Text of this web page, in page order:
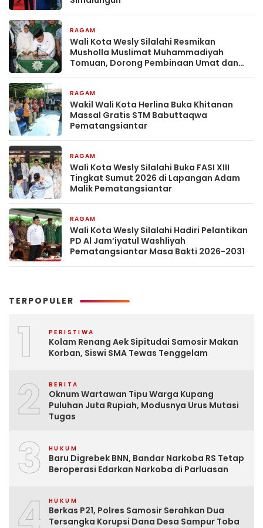
RAGAM
Wali Kota Wesly Silalahi Resmikan
Musholla Muslimat Muhammadiyah
Tomuan, Dorong Pembinaan Umat dan
RAGAM
Wakil Wali Kota Herlina Buka Khitanan
Massal Gratis STM Babuttaqwa
Pematangsiantar
RAGAM
Wali Kota Wesly Silalahi Buka FASI XIII
Tingkat Sumut 2026 di Lapangan Adam
Malik Pematangsiantar
RAGAM
Wali Kota Wesly Silalahi Hadiri Pelantikan
PD Al Jam’iyatul Washliyah
Pematangsiantar Masa Bakti 2026-2031
TERPOPULER
1 PERISTIWA
Kolam Renang Aek Sipitudai Samosir Makan
Korban, Siswi SMA Tewas Tenggelam
2 BERITA
Oknum Wartawan Tipu Warga Kupang
Puluhan Juta Rupiah, Modusnya Urus Mutasi
Tugas
3 HUKUM
Baru Digrebek BNN, Bandar Narkoba RS Tetap
Beroperasi Edarkan Narkoba di Parluasan
HUKUM
Berkas P21, Polres Samosir Serahkan Dua
Tersangka Korupsi Dana Desa Sampur Toba